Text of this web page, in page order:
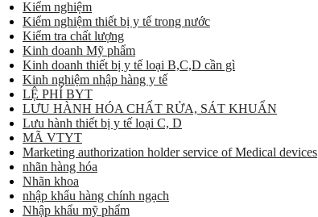
Kiểm nghiệm
Kiểm nghiệm thiết bị y tế trong nước
Kiểm tra chất lượng
Kinh doanh Mỹ phẩm
Kinh doanh thiết bị y tế loại B,C,D cần gì
Kinh nghiệm nhập hàng y tế
LỆ PHÍ BYT
LƯU HÀNH HÓA CHẤT RỬA, SÁT KHUẨN
Lưu hành thiết bị y tế loại C, D
MÃ VTYT
Marketing authorization holder service of Medical devices
nhãn hàng hóa
Nhãn khoa
nhập khẩu hàng chính ngạch
Nhập khẩu mỹ phẩm